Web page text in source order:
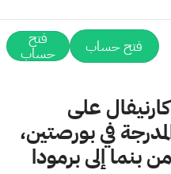
فتح حساب فتح
حساب
على
في بورصتين،
بنما إلى برمودا